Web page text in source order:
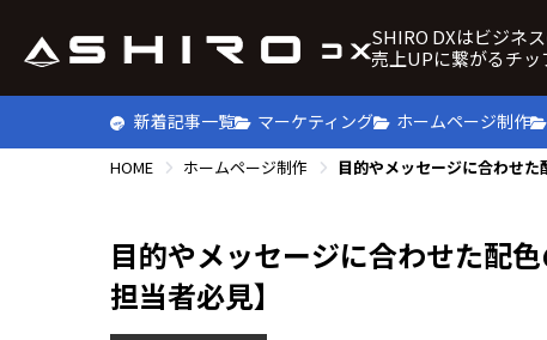
SHIRO DXはビジネ
売上UPに繋がるチ
新着記事一覧 マーケティング ホームページ制作
HOME ホームページ制作
目的やメッセージに合わせた配
担当者必見】